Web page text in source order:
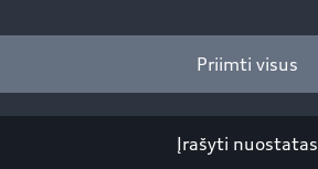
Priimti visus
Įrašyti nuostatas